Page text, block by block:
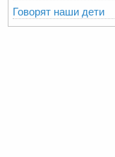
Говорят наши дети